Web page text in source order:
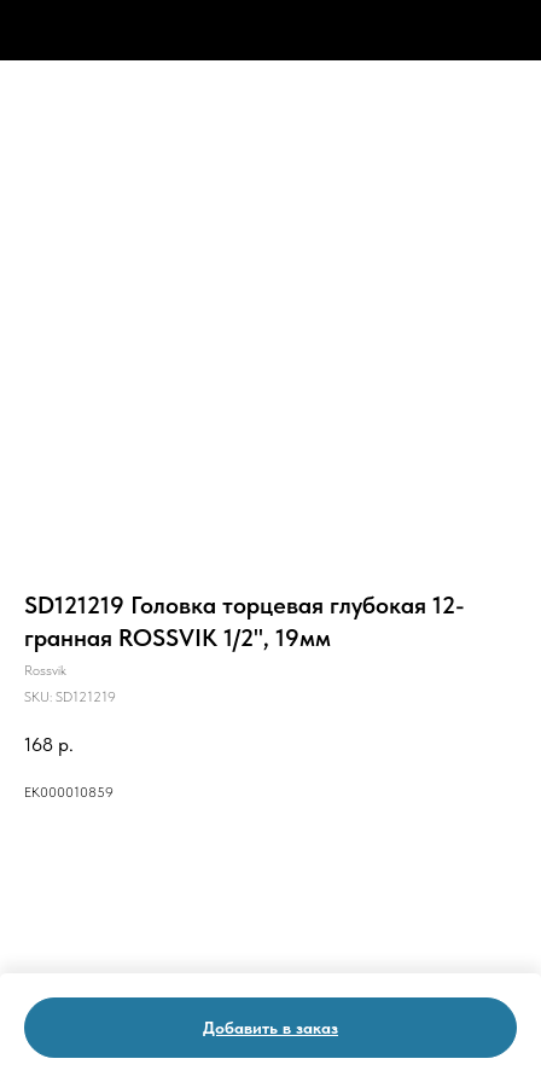
SD121219 Головка торцевая глубокая 12-
гранная ROSSVIK 1/2", 19мм
Rossvik
SKU: SD121219
168 р.
Добавить в заказ
ЕК000010859